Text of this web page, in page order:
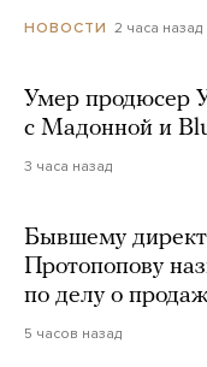
НОВОСТИ 2 часа назад
Умер продюсер
с Мадонной и
3 часа назад
Бывшему
Протопопову
по делу о
5 часов назад